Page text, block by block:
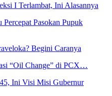
I Terlambat, Ini Alasannya
Pasokan Pupuk
Begini Caranya
“Oil Change” di PCX…
Ini Visi Misi Gubernur